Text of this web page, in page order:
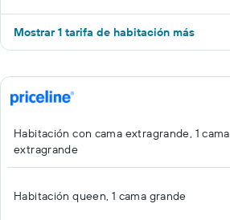
Mostrar 1 tarifa de habitación más
Habitación con cama extragrande, 1 cama
extragrande
Habitación queen, 1 cama grande